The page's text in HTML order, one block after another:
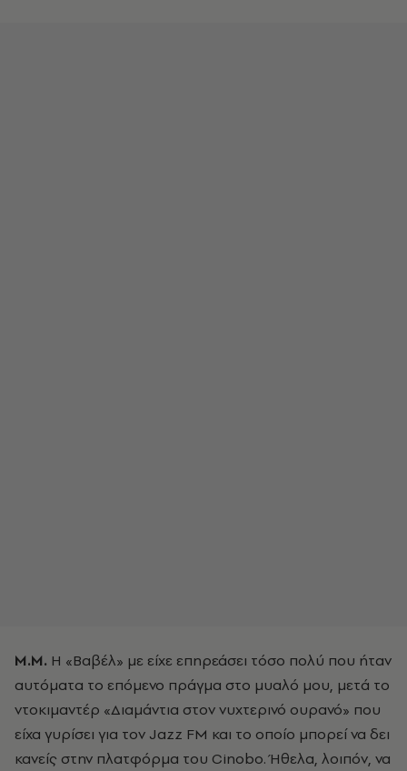
Μ.Μ. Η «Βαβέλ» με είχε επηρεάσει τόσο πολύ που ήταν
αυτόματα το επόμενο πράγμα στο μυαλό μου, μετά το
ντοκιμαντέρ «Διαμάντια στον νυχτερινό ουρανό» που
είχα γυρίσει για τον Jazz FM και το οποίο μπορεί να δει
κανείς στην πλατφόρμα του Cinobo. Ήθελα, λοιπόν, να